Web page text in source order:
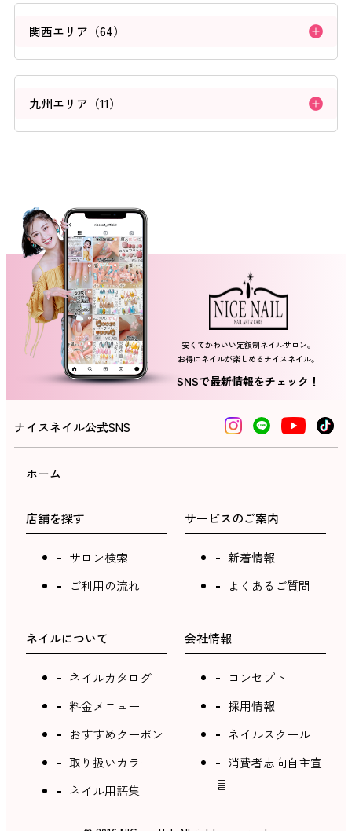
新着情報
採用情報
関西エリア（64）
九州エリア（11）
安くてかわいい定額制ネイルサロン。
お得にネイルが楽しめるナイスネイル。
SNSで最新情報をチェック！
ナイスネイル公式SNS
ホーム
店舗を探す
サロン検索
ご利用の流れ
サービスのご案内
新着情報
よくあるご質問
ネイルについて
ネイルカタログ
料金メニュー
おすすめクーポン
取り扱いカラー
ネイル用語集
会社情報
コンセプト
採用情報
ネイルスクール
消費者志向自主宣
言